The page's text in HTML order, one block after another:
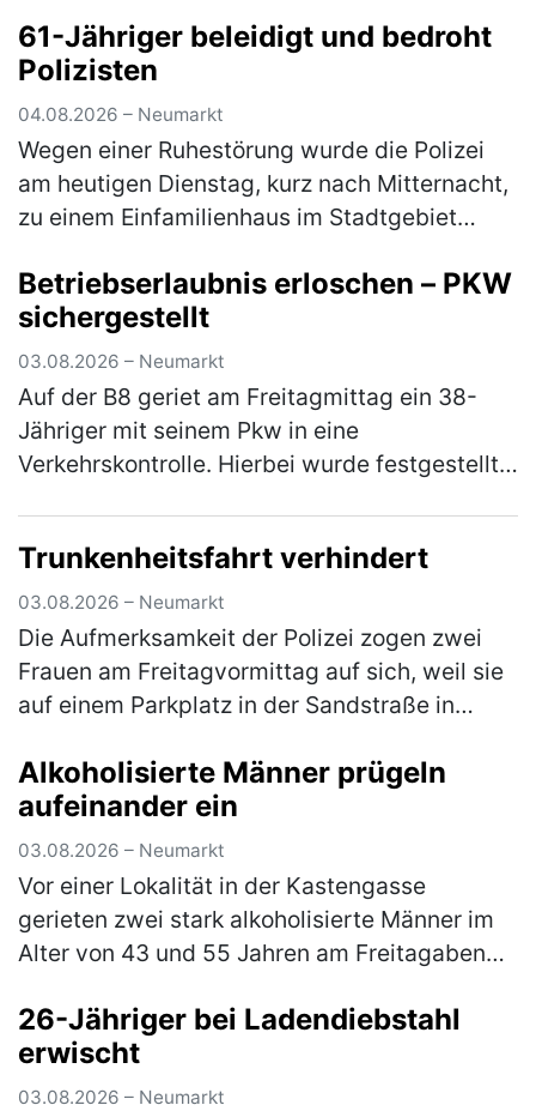
Ein aufmerksamer Zeuge konnte den U…
(mehr)
61-Jähriger beleidigt und bedroht
Polizisten
04.08.2026 – Neumarkt
Wegen einer Ruhestörung wurde die Polizei
am heutigen Dienstag, kurz nach Mitternacht,
zu einem Einfamilienhaus im Stadtgebiet
über den Besuch jedoch nicht… (mehr)
Betriebserlaubnis erloschen – PKW
sichergestellt
03.08.2026 – Neumarkt
Auf der B8 geriet am Freitagmittag ein 38-
Jähriger mit seinem Pkw in eine
Verkehrskontrolle. Hierbei wurde festgestellt,
(mehr)
Trunkenheitsfahrt verhindert
03.08.2026 – Neumarkt
Die Aufmerksamkeit der Polizei zogen zwei
Frauen am Freitagvormittag auf sich, weil sie
auf einem Parkplatz in der Sandstraße in
Beamten bemerkten schnell, …(mehr)
Alkoholisierte Männer prügeln
aufeinander ein
03.08.2026 – Neumarkt
Vor einer Lokalität in der Kastengasse
gerieten zwei stark alkoholisierte Männer im
Alter von 43 und 55 Jahren am Freitagabend
gegenseitig aufeinander ein… (mehr)
26-Jähriger bei Ladendiebstahl
erwischt
03.08.2026 – Neumarkt